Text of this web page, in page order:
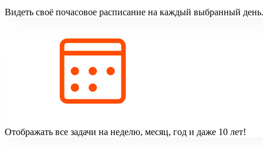
Видеть своё почасовое расписание на каждый выбранный день.
Отображать все задачи на неделю, месяц, год и даже 10 лет!